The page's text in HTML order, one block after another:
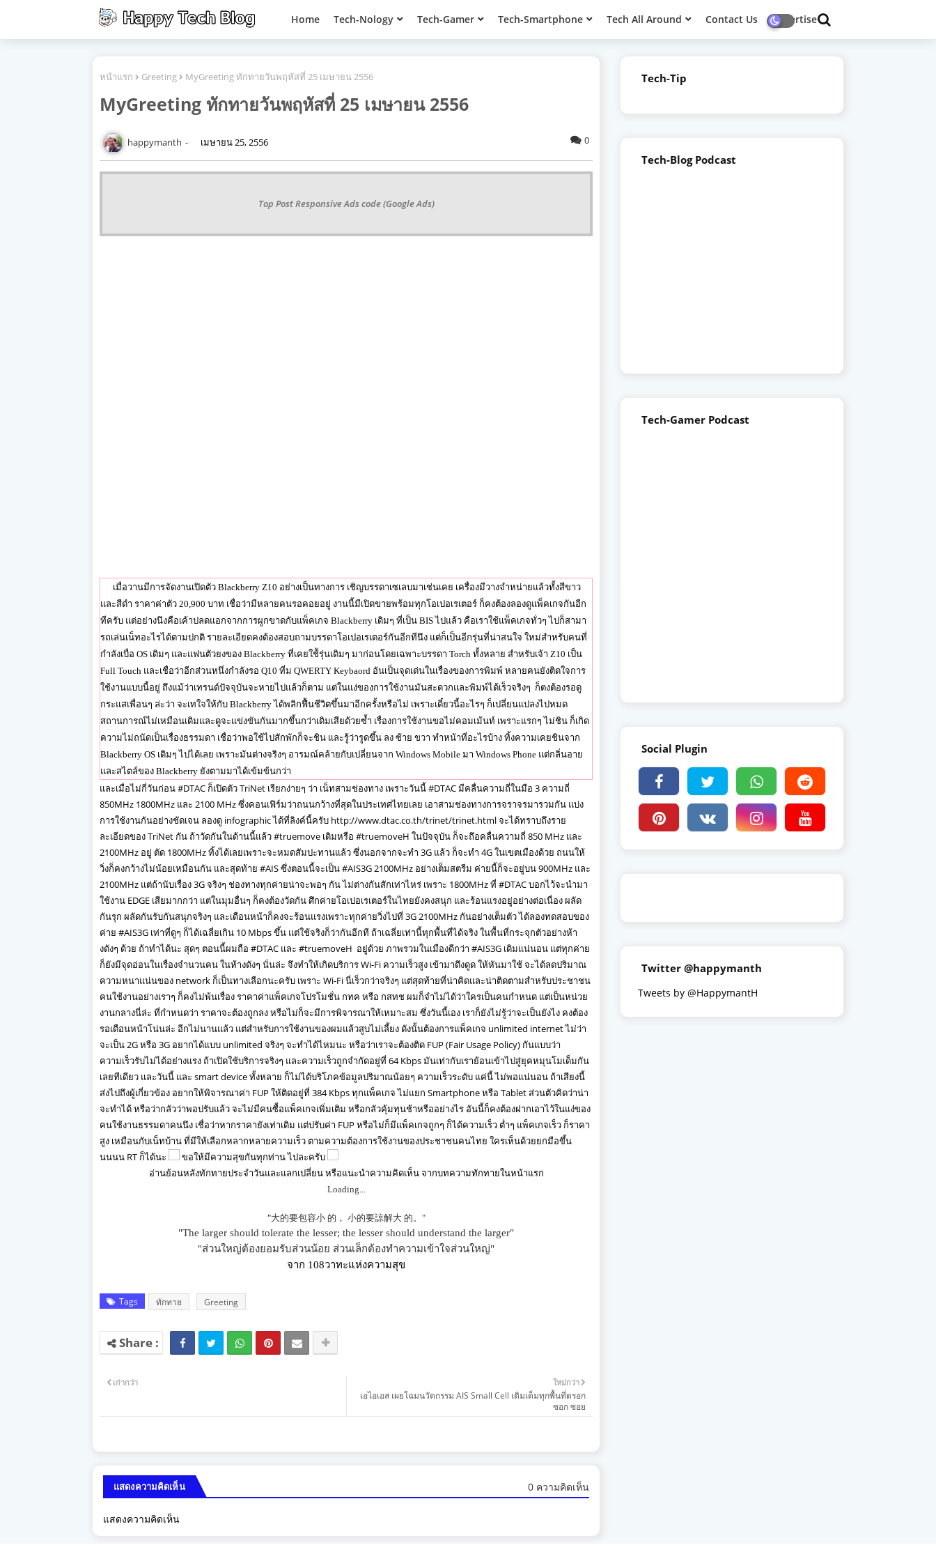
Home Tech-Nology Tech-Gamer Tech-Smartphone Tech All Around Contact Us Advertise
หน้าแรก Greeting MyGreeting ทักทายวันพฤหัสที่ 25 เมษายน 2556
MyGreeting ทักทายวันพฤหัสที่ 25 เมษายน 2556
happymanth เมษายน 25, 2556 0
Top Post Responsive Ads code (Google Ads)
เมื่อวานมีการจัดงานเปิดตัว Blackberry Z10 อย่างเป็นทางการ เชิญบรรดาเซเลบมาเช่นเคย เครื่องมีวางจำหน่ายแล้วทั้งสีขาว
และสีดำ ราคาค่าตัว 20,900 บาท เชื่อว่ามีหลายคนรอคอยอยู่ งานนี้มีเปิดขายพร้อมทุกโอเปอเรเตอร์ ก็คงต้องลองดูแพ็คเกจกันอีก
ทีครับ แต่อย่างนึงคือเค้าปลดแอกจากการผูกขาดกับแพ็คเกจ Blackberry เดิมๆ ที่เป็น BIS ไปแล้ว คือเราใช้แพ็คเกจทั่วๆ ไปก็สามา
รถเล่นเน็ทอะไรได้ตามปกติ รายละเอียดคงต้องสอบถามบรรดาโอเปอเรเตอร์กันอีกทีนึง แต่ก็เป็นอีกรุ่นที่น่าสนใจ ใหม่สำหรับคนที่
กำลังเบื่อ OS เดิมๆ และแฟนตัวยงของ Blackberry ที่เคยใช้ัรุ่นเดิมๆ มาก่อนโดยเฉพาะบรรดา Torch ทั้งหลาย สำหรับเจ้า Z10 เป็น
Full Touch และเชื่อว่าอีกส่วนหนึ่งกำลังรอ Q10 ที่ม QWERTY Keybaord อันเป็นจุดเด่นในเรื่องของการพิมพ์ หลายคนยังติดใจการ
ใช้งานแบบนี้อยู่ ถึงแม้ว่าเทรนด์ปัจจุบันจะหายไปแล้วก็ตาม แต่ในแง่ของการใช้งานมันสะดวกและพิมพ์ได้เร็วจริงๆ ก็ตงต้องรอดู
กระแสเพื่อนๆ ล่ะว่า จะเทใจให้กับ Blackberry ได้พลิกฟื้นชีวิตขึ้นมาอีกครั้งหรือไม่ เพราะเดี๋ยวนี้อะไรๆ ก็เปลี่ยนแปลงไปหมด
สถานการณ์ไม่เหมือนเดิมและดูจะแข่งขันกันมากขึ้นกว่าเดิมเสียด้วยซ้ำ เรื่องการใช้งานขอไม่คอมเม้นท์ เพราะแรกๆ ไม่ชิน ก็เกิด
ความไม่ถนัดเป็นเรื่องธรรมดา เชื่อว่าพอใช้ไปสักพักก็จะชิน และรู้ว่ารูดขึ้น ลง ซ้าย ขวา ทำหน้าที่อะไรบ้าง ทิ้งความเคยชินจาก
Blackberry OS เดิมๆ ไปได้เลย เพราะมันต่างจริงๆ อารมณ์คล้ายกับเปลี่ยนจาก Windows Mobile มา Windows Phone แต่กลิ่นอาย
และสไตล์ของ Blackberry ยังตามมาได้เข้มข้นกว่า
และเมื่อไม่กี่วันก่อน #DTAC ก็เปิดตัว TriNet เรียกง่ายๆ ว่า เน็ทสามช่องทาง เพราะวันนี้ #DTAC มีคลื่นความถี่ในมือ 3 ความถี่
850MHz 1800MHz และ 2100 MHz ซึ่งคอนเฟิร์มว่าถนนกว้างที่สุดในประเทศไทยเลย เอาสามช่องทางการจราจรมารวมกัน แบ่ง
การใช้งานกันอย่างชัดเจน ลองดู infographic ได้ที่ลิงค์นี้ครับ http://www.dtac.co.th/trinet/trinet.htmlจะได้ทราบถึงราย
ละเอียดของ TriNet กัน ถ้าวัดกันในด้านนี้แล้ว #truemove เดิมหรือ #truemoveH ในปัจจุบัน ก็จะถึอคลื่นความถี่ 850 MHz และ
2100MHz อยู่ ตัด 1800MHz ทิ้งได้เลยเพราะจะหมดสัมปะทานแล้ว ซึ่งนอกจากจะทำ 3G แล้ว ก็จะทำ 4G ในเขตเมืองด้วย ถนนให้
วิ่งก็คงกว้างไม่น้อยเหมือนกัน และสุดท้าย #AIS ซึ่งตอนนี้จะเป็น #AIS3G 2100MHz อย่างเต็มสตรีม ค่ายนี้ก็จะอยู่บน 900MHz และ
2100MHz แต่ถ้านับเรื่อง 3G จริงๆ ช่องทางทุกค่ายน่าจะพอๆ กัน ไม่ต่างกันสักเท่าไหร่ เพราะ 1800MHz ที่ #DTAC บอกไว้จะนำมา
ใช้งาน EDGE เสียมากกว่า แต่ในมุมอื่นๆ ก็คงต้องวัดกัน ศึกค่ายโอเปอเรเตอร์ในไทยยังคงสนุก และร้อนแรงอยู่อย่างต่อเนื่อง ผลัด
กันรุก ผลัดกันรับกันสนุกจริงๆ และเดือนหน้าก็คงจะร้อนแรงเพราะทุกค่ายวิ่งไปที่ 3G 2100MHz กันอย่างเต็มตัว ได้ลองทดสอบของ
ค่าย #AIS3G เท่าที่ดูๆ ก็ได้เฉลี่ยเกิน 10 Mbps ขึ้น แต่ใช้จริงก็ว่ากันอีกที ถ้าเฉลี่ยเท่านี้ทุกพื้นที่ได้จริง ในพื้นที่กระจุกตัวอย่างห้า
งดังๆ ด้วย ถ้าทำได้นะ สุดๆ ตอนนี้ผมถือ #DTAC และ #truemoveH อยู่ด้วย ภาพรวมในเมืองดีกว่า #AIS3G เดิมแน่นอน แต่ทุกค่าย
ก็ยังมีจุดอ่อนในเรื่องจำนวนคน ในห้างดังๆ นั่นล่ะ จึงทำให้เกิดบริการ Wi-Fi ความเร็วสูง เข้ามาดึงดูด ให้หันมาใช้ จะได้ลดปริมาณ
ความหนาแน่นของ network ก็เป็นทางเลือกนะครับ เพราะ Wi-Fi นี่เร็วกว่าจริงๆ แต่สุดท้ายที่น่าคิดและน่าติดตามสำหรับประชาชน
คนใช้งานอย่างเราๆ ก็คงไม่พ้นเรื่อง ราคาค่าแพ็คเกจโปรโมชั่น กทค หรือ กสทช ผมก็จำไม่ได้ว่าใครเป็นคนกำหนด แต่เป็นหน่วย
งานกลางนี่ล่ะ ที่กำหนดว่า ราคาจะต้องถูกลง หรือไม่ก็จะมีการพิจารณาให้เหมาะสม ซึ่งวันนี้เอง เราก็ยังไม่รู้ว่าจะเป็นยังไง คงต้อง
รอเดือนหน้าโน่นล่ะ อีกไม่นานแล้ว แต่สำหรับการใช้งานของผมแล้วสูบไม่เลี้ยง ดังนั้นต้องการแพ็คเกจ unlimited internet ไม่ว่า
จะเป็น 2G หรือ 3G อยากได้แบบ unlimited จริงๆ จะทำได้ไหมนะ หรือว่าเราจะต้องติด FUP (Fair Usage Policy) กันแบบว่า
ความเร็วรับไม่ได้อย่างแรง ถ้าเปิดใช้บริการจริงๆ และความเร็วถูกจำกัดอยู่ที่ 64 Kbps มันเท่ากับเราย้อนเข้าไปสู่ยุคหมุนโมเด็มกัน
เลยทีเดียว และวันนี้ และ smart device ทั้งหลาย ก็ไม่ได้บริโภคข้อมูลปริมาณน้อยๆ ความเร็วระดับ แค่นี้ ไม่พอแน่นอน ถ้าเสียงนี้
ส่งไปถึงผู้เกี่ยวข้อง อยากให้พิจารณาค่า FUP ให้ติดอยู่ที่ 384 Kbps ทุกแพ็คเกจ ไม่แยก Smartphone หรือ Tablet ส่วนตัวคิดว่าน่า
จะทำได้ หรือว่ากลัวว่าพอปรับแล้ว จะไม่มีคนซื้อแพ็คเกจเพิ่มเติม หรือกลัวคุ้มทุนช้าหรืออย่างไร อันนี้ก็คงต้องฝากเอาไว้ในแง่ของ
คนใช้งานธรรมดาคนนึง เชื่อว่าหากราคายังเท่าเดิม แต่ปรับค่า FUP หรือไม่ก็มีแพ็คเกจถูกๆ ก็ได้ความเร็ว ต่ำๆ แพ็คเกจเร็ว ก็ราคา
สูง เหมือนกับเน็ทบ้าน ที่มีให้เลือกหลากหลายความเร็ว ตามความต้องการใช้งานของประชาชนคนไทย ใครเห็นด้วยยกมือขึ้น
นนนน RT ก็ได้นะ
ขอให้มีความสุขกันทุกท่าน ไปละครับ
อ่านย้อนหลังทักทายประจำวันและแลกเปลี่ยน หรือแนะนำความคิดเห็น จากบทความทักทายในหน้าแรก
Loading...
"大的要包容小 的， 小的要諒解大 的。"
"The larger should tolerate the lesser; the lesser should understand the larger"
"ส่วนใหญ่ต้องยอมรับส่วนน้อย ส่วนเล็กต้องทำความเข้าใจส่วนใหญ่"
จาก 108วาทะแห่งความสุข
Tags ทักทาย Greeting
ใหม่กว่า
เอไอเอส เผยโฉมนวัตกรรม AIS Small Cell เติมเต็มทุกพื้นที่ตรอก
ซอก ซอย
เก่ากว่า
แสดงความคิดเห็น 0 ความคิดเห็น
แสดงความคิดเห็น
Tech-Tip
Tech-Blog Podcast
Tech-Gamer Podcast
Social Plugin
Twitter @happymanth
Tweets by @HappymantH